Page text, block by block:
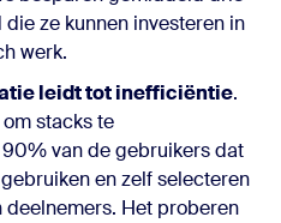
ze kunnen investeren in
werk.
leidt tot inefficiëntie.
stacks te
van de gebruikers dat
en zelf selecteren
deelnemers. Het proberen